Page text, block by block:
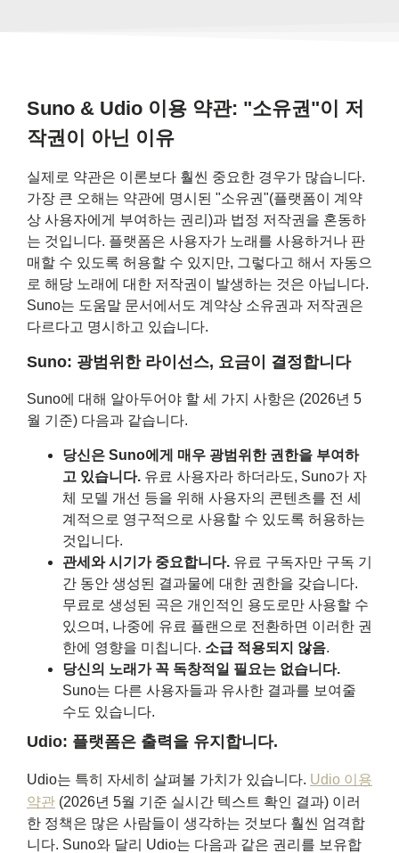
Suno & Udio 이용 약관: "소유권"이 저
작권이 아닌 이유
실제로 약관은 이론보다 훨씬 중요한 경우가 많습니다.
가장 큰 오해는 약관에 명시된 "소유권"(플랫폼이 계약
상 사용자에게 부여하는 권리)과 법정 저작권을 혼동하
는 것입니다. 플랫폼은 사용자가 노래를 사용하거나 판
매할 수 있도록 허용할 수 있지만, 그렇다고 해서 자동으
로 해당 노래에 대한 저작권이 발생하는 것은 아닙니다.
Suno는 도움말 문서에서도 계약상 소유권과 저작권은
다르다고 명시하고 있습니다.
Suno: 광범위한 라이선스, 요금이 결정합니다
Suno에 대해 알아두어야 할 세 가지 사항은 (2026년 5
월 기준) 다음과 같습니다.
당신은 Suno에게 매우 광범위한 권한을 부여하
고 있습니다. 유료 사용자라 하더라도, Suno가 자
체 모델 개선 등을 위해 사용자의 콘텐츠를 전 세
계적으로 영구적으로 사용할 수 있도록 허용하는
것입니다.
관세와 시기가 중요합니다. 유료 구독자만 구독 기
간 동안 생성된 결과물에 대한 권한을 갖습니다.
무료로 생성된 곡은 개인적인 용도로만 사용할 수
있으며, 나중에 유료 플랜으로 전환하면 이러한 권
한에 영향을 미칩니다. 소급 적용되지 않음.
당신의 노래가 꼭 독창적일 필요는 없습니다.
Suno는 다른 사용자들과 유사한 결과를 보여줄
수도 있습니다.
Udio: 플랫폼은 출력을 유지합니다.
Udio는 특히 자세히 살펴볼 가치가 있습니다. Udio 이용
약관 (2026년 5월 기준 실시간 텍스트 확인 결과) 이러
한 정책은 많은 사람들이 생각하는 것보다 훨씬 엄격합
니다. Suno와 달리 Udio는 다음과 같은 권리를 보유합